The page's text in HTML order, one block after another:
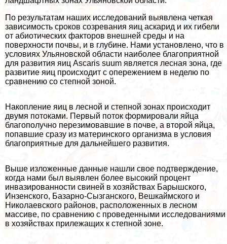
По результатам наших исследований выявлена четкая
зависимость сроков созревания яиц аскарид и их гибели
от абиотических факторов внешней среды и на
поверхности почвы, и в глубине. Нами установлено, что в
условиях Ульяновской области наиболее благоприятной
для развития яиц Ascaris suum является лесная зона, где
развитие яиц происходит с опережением в неделю по
сравнению со степной зоной.
Накопление яиц в лесной и степной зонах происходит
двумя потоками. Первый поток формировали яйца
благополучно перезимовавшие в почве, а второй яйца,
попавшие сразу из материнского организма в условия
благоприятные для дальнейшего развития.
Выше изложенные данные нашли свое подтверждение,
когда нами был выявлен более высокий процент
инвазированности свиней в хозяйствах Барышского,
Инзенского, Базарно-Сызганского, Вешкаймского и
Николаевского районов, расположенных в лесном
массиве, по сравнению с проведенными исследованиями
в хозяйствах прилежащих к степной зоне.